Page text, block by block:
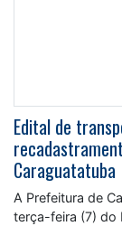
Edital de
Caraguatatuba
A Prefeitura de
terça-feira (7) do